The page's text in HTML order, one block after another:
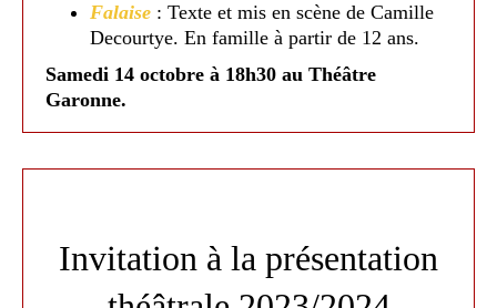
Falaise : Texte et mis en scène de Camille
Decourtye. En famille à partir de 12 ans.
Samedi 14 octobre à 18h30 au Théâtre
Garonne.
Richard III: Texte de William Shakespeare.
Samedi 11 novembre à 15h30.
Samedi 9 décembre à 18h30.
Invitation à la présentation